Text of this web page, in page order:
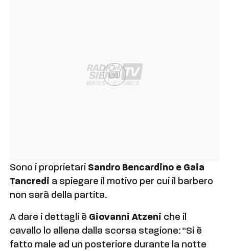
Ad
Sono i proprietari Sandro Bencardino e Gaia
Tancredi a spiegare il motivo per cui il barbero
non sarà della partita.
A dare i dettagli è Giovanni Atzeni che il
cavallo lo allena dalla scorsa stagione: “Si è
fatto male ad un posteriore durante la notte